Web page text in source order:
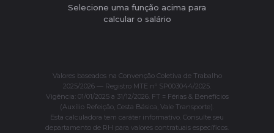
Selecione uma função acima para
calcular o salário
Valores baseados na Convenção Coletiva de Trabalho
2025/2026 — Registro MTE nº SP003044/2025.
Vigência: 01/01/2025 a 31/12/2026. FT = Férias & Benefícios
(Auxílio Refeição, Cesta Básica, Vale Transporte).
Esta calculadora tem caráter informativo. Consulte seu
departamento de RH para valores contratuais específicos.